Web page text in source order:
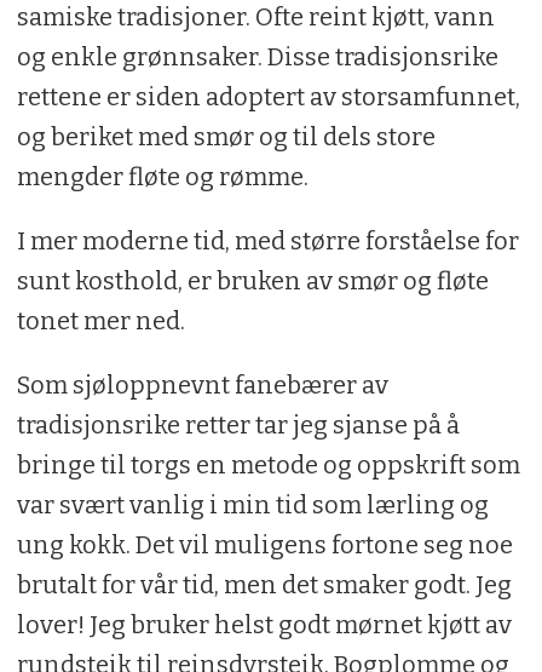
samiske tradisjoner. Ofte reint kjøtt, vann
og enkle grønnsaker. Disse tradisjonsrike
rettene er siden adoptert av storsamfunnet,
og beriket med smør og til dels store
mengder fløte og rømme.
I mer moderne tid, med større forståelse for
sunt kosthold, er bruken av smør og fløte
tonet mer ned.
Som sjøloppnevnt fanebærer av
tradisjonsrike retter tar jeg sjanse på å
bringe til torgs en metode og oppskrift som
var svært vanlig i min tid som lærling og
ung kokk. Det vil muligens fortone seg noe
brutalt for vår tid, men det smaker godt. Jeg
lover! Jeg bruker helst godt mørnet kjøtt av
rundsteik til reinsdyrsteik. Bogplomme og